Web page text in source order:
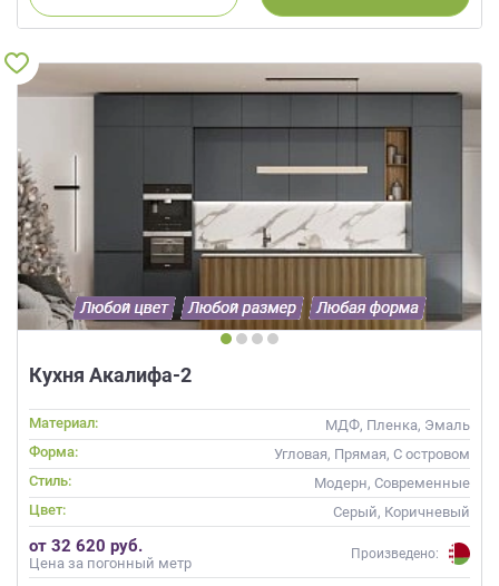
Кухня Акалифа-2
Материал:
МДФ, Пленка, Эмаль
Форма:
Угловая, Прямая, С островом
Стиль:
Модерн, Современные
Цвет:
Серый, Коричневый
от 32 620 руб.
Цена за погонный метр
Произведено: